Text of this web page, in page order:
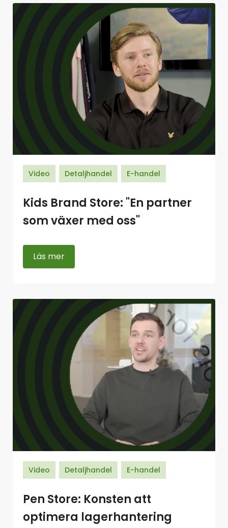
Video Detaljhandel E-handel
Kids Brand Store: "En partner
som växer med oss"
Läs mer
Video Detaljhandel E-handel
Pen Store: Konsten att
optimera lagerhantering